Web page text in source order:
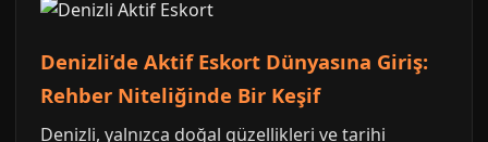
Denizli’de Aktif Eskort Dünyasına Giriş:
Rehber Niteliğinde Bir Keşif
Denizli, yalnızca doğal güzellikleri ve tarihi